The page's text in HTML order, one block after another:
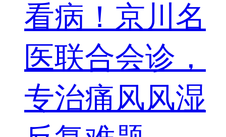
看病！京川名
医联合会诊，
专治痛风风湿